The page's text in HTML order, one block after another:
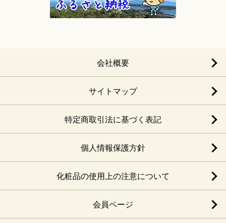
会社概要
サイトマップ
特定商取引法に基づく表記
個人情報保護方針
化粧品の使用上の注意について
会員ページ